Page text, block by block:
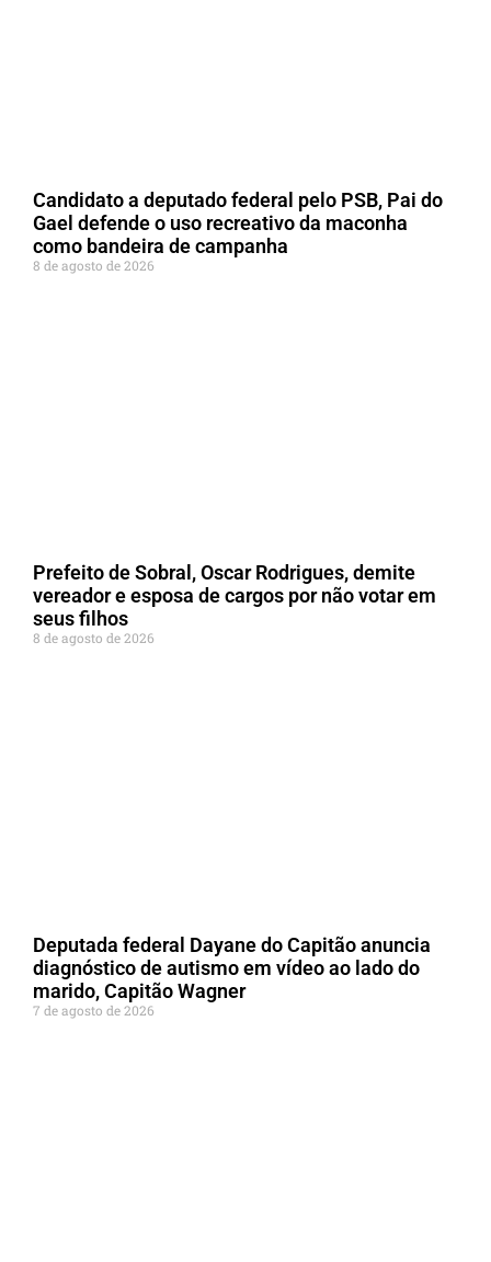
Candidato a deputado federal pelo PSB, Pai do
Gael defende o uso recreativo da maconha
como bandeira de campanha
8 de agosto de 2026
Prefeito de Sobral, Oscar Rodrigues, demite
vereador e esposa de cargos por não votar em
seus filhos
8 de agosto de 2026
Deputada federal Dayane do Capitão anuncia
diagnóstico de autismo em vídeo ao lado do
marido, Capitão Wagner
7 de agosto de 2026